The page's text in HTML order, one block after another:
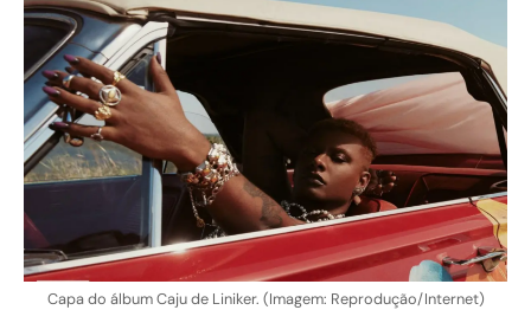
Capa do álbum Caju de Liniker. (Imagem: Reprodução/Internet)